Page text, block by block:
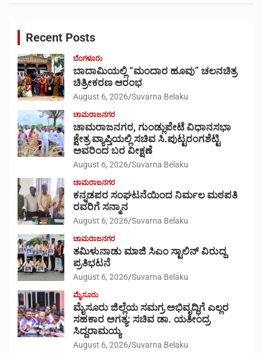
Recent Posts
ಬೆಂಗಳೂರು
ಬಾದಾಮಿಯಲ್ಲಿ “ಮಂದಾರ ಹೂವು” ಚಲನಚಿತ್ರ
ಚಿತ್ರೀಕರಣ ಆರಂಭ
August 6, 2026 Suvarna Belaku
ಚಾಮರಾಜನಗರ
ಚಾಮರಾಜನಗರ, ಗುಂಡ್ಲುಪೇಟೆ ವಿಧಾನಸಭಾ
ಕ್ಷೇತ್ರ ವ್ಯಾಪ್ತಿಯಲ್ಲಿ ಸಚಿವ ಸಿ.ಪುಟ್ಟರಂಗಶೆಟ್ಟಿ
ಅವರಿಂದ ಬರ ವೀಕ್ಷಣೆ
August 6, 2026 Suvarna Belaku
ಚಾಮರಾಜನಗರ
ಕನ್ನಡಪರ ಸಂಘಟನೆಯಿಂದ ನಿರ್ಮಲ ಮಠಪತಿ
ರವರಿಗೆ ಸನ್ಮಾನ
August 6, 2026 Suvarna Belaku
ಚಾಮರಾಜನಗರ
ತಮಿಳುನಾಡು ಮಾಜಿ ಸಿಎಂ ಸ್ಟಾಲಿನ್ ವಿರುದ್ದ
ಪ್ರತಿಭಟನೆ
August 6, 2026 Suvarna Belaku
ಮೈಸೂರು
ಮೈಸೂರು ಜಿಲ್ಲೆಯ ಸಮಗ್ರ ಅಭಿವೃದ್ಧಿಗೆ ಎಲ್ಲರ
ಸಹಕಾರ ಅಗತ್ಯ: ಸಚಿವ ಡಾ. ಯತೀಂದ್ರ
ಸಿದ್ದರಾಮಯ್ಯ
August 6, 2026 Suvarna Belaku